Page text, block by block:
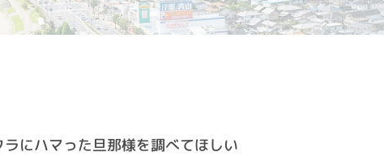
にハマった旦那様を調べてほしい